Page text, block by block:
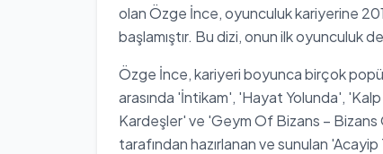
olan Özge İnce, oyunculuk kariyerine
başlamıştır. Bu dizi, onun ilk oyunculuk
Özge İnce, kariyeri boyunca birçok
arasında 'İntikam', 'Hayat Yolunda', 'Kalp
Kardeşler' ve 'Geym Of Bizans – Bizans
tarafından hazırlanan ve sunulan